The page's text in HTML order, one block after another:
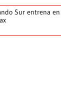
Sur entrena